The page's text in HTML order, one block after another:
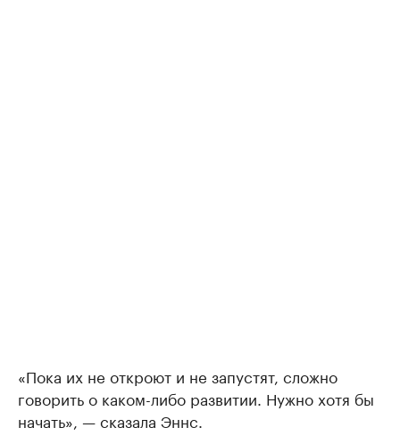
«Пока их не откроют и не запустят, сложно
говорить о каком-либо развитии. Нужно хотя бы
начать», — сказала Эннс.